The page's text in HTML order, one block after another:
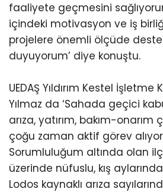
faaliyete geçmesini
içindeki motivasyon ve iş
projelere önemli ölçüde
duyuyorum’ diye konuştu.
UEDAŞ Yıldırım Kestel
Yılmaz da ‘Sahada geçici
arıza, yatırım, bakım-onarım
çoğu zaman aktif görev
Sorumluluğum altında olan
üzerinde nüfuslu, kış
Lodos kaynaklı arıza